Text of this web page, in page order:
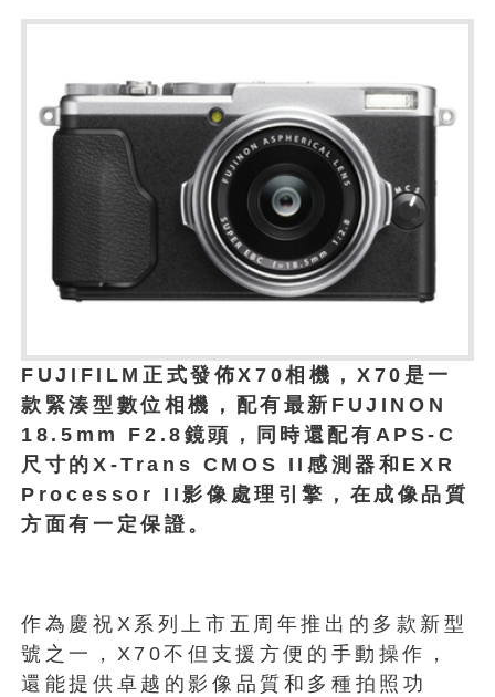
FUJIFILM正式發佈X70相機，X70是一
款緊湊型數位相機，配有最新FUJINON
18.5mm F2.8鏡頭，同時還配有APS-C
尺寸的X-Trans CMOS II感測器和EXR
Processor II影像處理引擎，在成像品質
方面有一定保證。
作為慶祝X系列上市五周年推出的多款新型
號之一，X70不但支援方便的手動操作，
還能提供卓越的影像品質和多種拍照功